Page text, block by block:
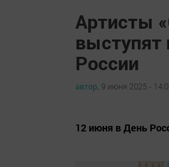
Артисты
выступят
России
автор, 9 июня 2025 -
12 июня в День